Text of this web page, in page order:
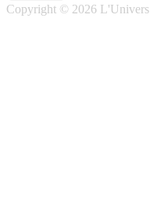
Copyright © 2026 L'Univers